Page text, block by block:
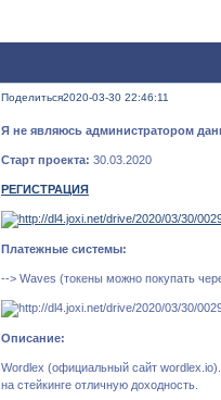
Поделиться2020-03-30 22:46:11
Я не являюсь администратором
Старт проекта: 30.03.2020
РЕГИСТРАЦИЯ
Платежные системы:
--> Waves (токены можно покупать
Описание:
Wordlex (официальный сайт wordlex.io).
на стейкинге отличную доходность.